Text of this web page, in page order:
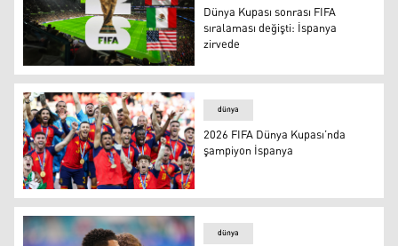
Dünya Kupası sonrası FIFA
sıralaması değişti: İspanya
zirvede
dünya
2026 FIFA Dünya Kupası’nda
şampiyon İspanya
dünya